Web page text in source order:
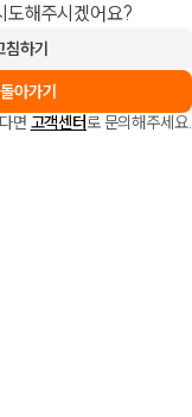
도해주시겠어요?
침하기
아가기
면 고객센터로 문의해주세요.